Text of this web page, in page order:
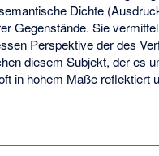
Dichte
Gegenstände. Sie
Perspektive der des
diesem Subjekt, der es
in hohem Maße reflektiert